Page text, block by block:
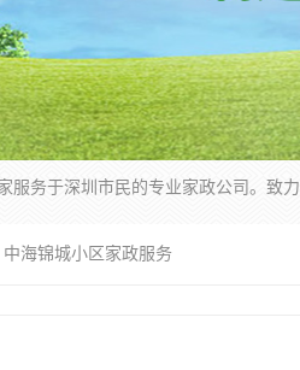
中海锦城小区家政服务